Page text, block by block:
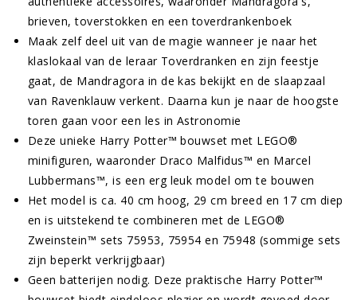
brieven, toverstokken en een toverdrankenboek
Maak zelf deel uit van de magie wanneer je naar het
klaslokaal van de leraar Toverdranken en zijn feestje
gaat, de Mandragora in de kas bekijkt en de slaapzaal
van Ravenklauw verkent. Daarna kun je naar de hoogste
toren gaan voor een les in Astronomie
Deze unieke Harry Potter™ bouwset met LEGO®
minifiguren, waaronder Draco Malfidus™ en Marcel
Lubbermans™, is een erg leuk model om te bouwen
Het model is ca. 40 cm hoog, 29 cm breed en 17 cm diep
en is uitstekend te combineren met de LEGO®
Zweinstein™ sets 75953, 75954 en 75948 (sommige sets
zijn beperkt verkrijgbaar)
Geen batterijen nodig. Deze praktische Harry Potter™